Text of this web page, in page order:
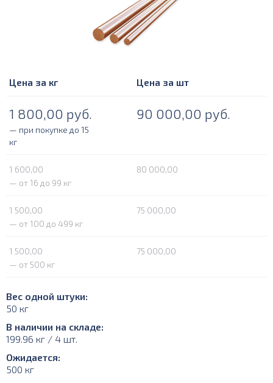
Цена за кг Цена за шт
1 800,00 руб. 90 000,00 руб.
— при покупке до 15
кг
1 600,00
80 000,00
— от 16 до 99 кг
1 500,00
75 000,00
— от 100 до 499 кг
1 500,00
75 000,00
— от 500 кг
Вес одной штуки:
50 кг
В наличии на складе:
199.96 кг / 4 шт.
Ожидается:
500 кг